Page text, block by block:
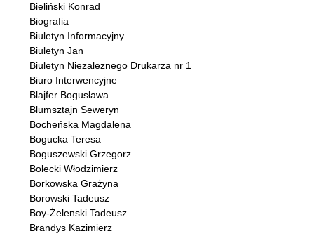
Bieliński Konrad
Biografia
Biuletyn Informacyjny
Biuletyn Jan
Biuletyn Niezaleznego Drukarza nr 1
Biuro Interwencyjne
Blajfer Bogusława
Blumsztajn Seweryn
Bocheńska Magdalena
Bogucka Teresa
Boguszewski Grzegorz
Bolecki Włodzimierz
Borkowska Grażyna
Borowski Tadeusz
Boy-Żelenski Tadeusz
Brandys Kazimierz